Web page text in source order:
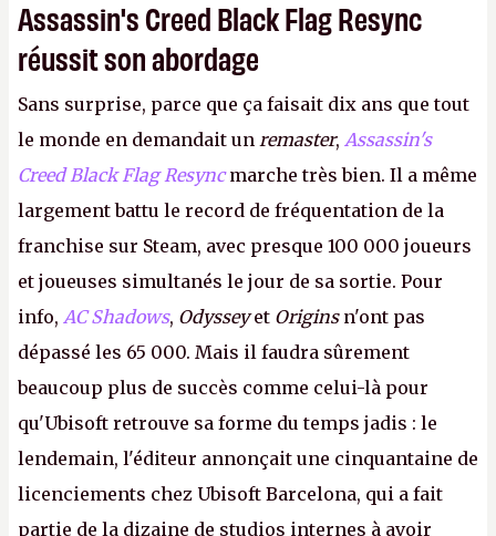
Assassin's Creed Black Flag Resync
réussit son abordage
Sans surprise, parce que ça faisait dix ans que tout
le monde en demandait un remaster, Assassin's
Creed Black Flag Resyncmarche très bien. Il a même
largement battu le record de fréquentation de la
franchise sur Steam, avec presque 100 000 joueurs
et joueuses simultanés le jour de sa sortie. Pour
info, AC Shadows, Odysseyet Originsn'ont pas
dépassé les 65 000. Mais il faudra sûrement
beaucoup plus de succès comme celui-là pour
qu'Ubisoft retrouve sa forme du temps jadis : le
lendemain, l'éditeur annonçait une cinquantaine de
licenciements chez Ubisoft Barcelona, qui a fait
partie de la dizaine de studios internes à avoir